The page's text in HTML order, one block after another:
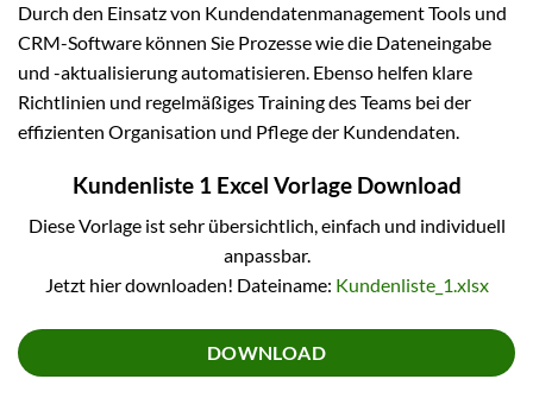
Durch den Einsatz von Kundendatenmanagement Tools und
CRM-Software können Sie Prozesse wie die Dateneingabe
und -aktualisierung automatisieren. Ebenso helfen klare
Richtlinien und regelmäßiges Training des Teams bei der
effizienten Organisation und Pflege der Kundendaten.
Kundenliste 1 Excel Vorlage Download
Diese Vorlage ist sehr übersichtlich, einfach und individuell
anpassbar.
Jetzt hier downloaden! Dateiname: Kundenliste_1.xlsx
DOWNLOAD